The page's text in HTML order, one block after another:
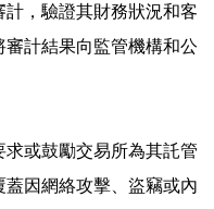
，驗證其財務狀況和客
審計結果向監管機構和公
求或鼓勵交易所為其託管
因網絡攻擊、盜竊或內